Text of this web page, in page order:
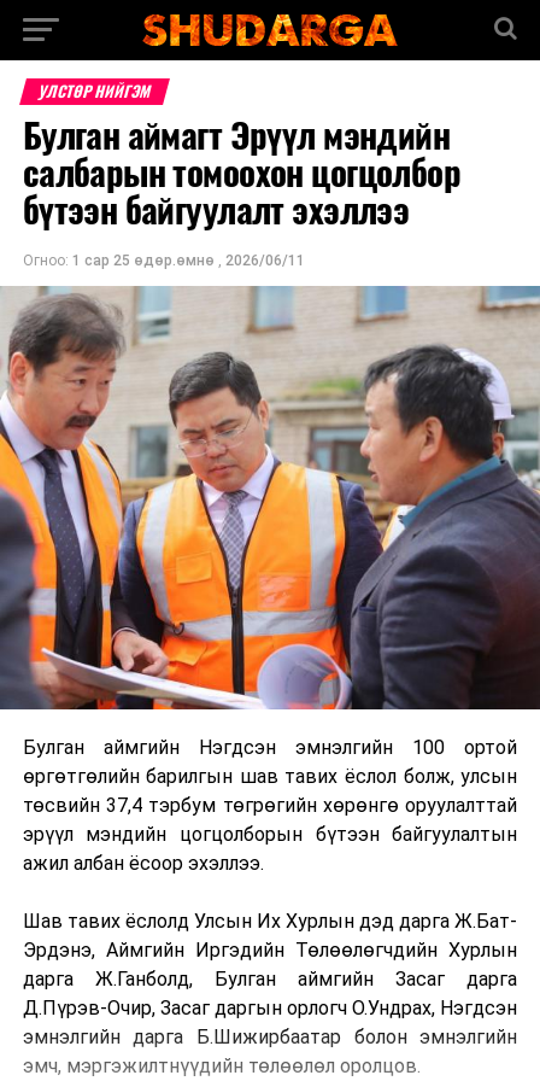
УЛСТӨР НИЙГЭМ
Булган аймагт Эрүүл мэндийн
салбарын томоохон цогцолбор
бүтээн байгуулалт эхэллээ
Огноо: 1 сар 25 өдөр.өмнө , 2026/06/11
Булган аймгийн Нэгдсэн эмнэлгийн 100 ортой
өргөтгөлийн барилгын шав тавих ёслол болж, улсын
төсвийн 37,4 тэрбум төгрөгийн хөрөнгө оруулалттай
эрүүл мэндийн цогцолборын бүтээн байгуулалтын
ажил албан ёсоор эхэллээ.
Шав тавих ёслолд Улсын Их Хурлын дэд дарга Ж.Бат-
Эрдэнэ, Аймгийн Иргэдийн Төлөөлөгчдийн Хурлын
дарга Ж.Ганболд, Булган аймгийн Засаг дарга
Д.Пүрэв-Очир, Засаг даргын орлогч О.Ундрах, Нэгдсэн
эмнэлгийн дарга Б.Шижирбаатар болон эмнэлгийн
эмч, мэргэжилтнүүдийн төлөөлөл оролцов.